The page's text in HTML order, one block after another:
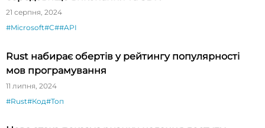
21 серпня, 2024
#Microsoft#C##API
Rust набирає обертів у рейтингу популярності
мов програмування
11 липня, 2024
#Rust#Код#Топ